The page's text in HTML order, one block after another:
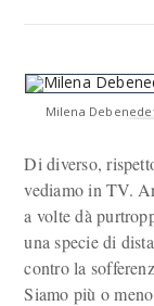
Milena
Di diverso,
vediamo in TV.
a volte dà
una specie di
contro la
Siamo più o